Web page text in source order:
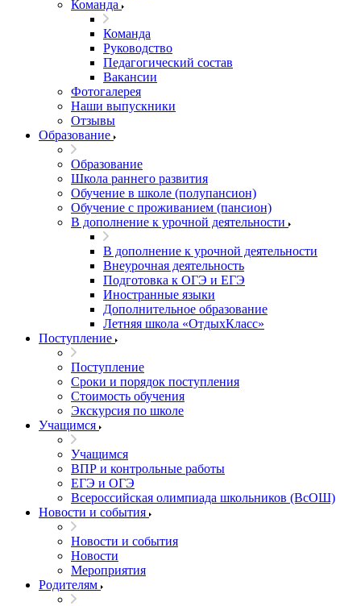
Команда
Команда
Руководство
Педагогический состав
Вакансии
Фотогалерея
Наши выпускники
Отзывы
Образование
Образование
Школа раннего развития
Обучение в школе (полупансион)
Обучение с проживанием (пансион)
В дополнение к урочной деятельности
В дополнение к урочной деятельности
Внеурочная деятельность
Подготовка к ОГЭ и ЕГЭ
Иностранные языки
Дополнительное образование
Летняя школа «ОтдыхКласс»
Поступление
Поступление
Сроки и порядок поступления
Стоимость обучения
Экскурсия по школе
Учащимся
Учащимся
ВПР и контрольные работы
ЕГЭ и ОГЭ
Всероссийская олимпиада школьников (ВсОШ)
Новости и события
Новости и события
Новости
Мероприятия
Родителям